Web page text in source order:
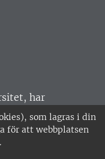
som lagras i din
för att webbplatsen
har
Huvudorter är
är
•
2817 •